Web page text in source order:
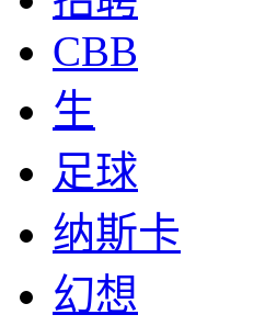
CBB
生
足球
纳斯卡
幻想